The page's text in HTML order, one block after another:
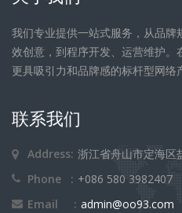
我们专业提供一站式服务，从品
效创意，到程序开发、运营维护
更具吸引力和品牌感的标杆型网络
联系我们
Address: 浙江省舟山市定海区
Phone : +086 580 3982407
Email : admin@oo93.com